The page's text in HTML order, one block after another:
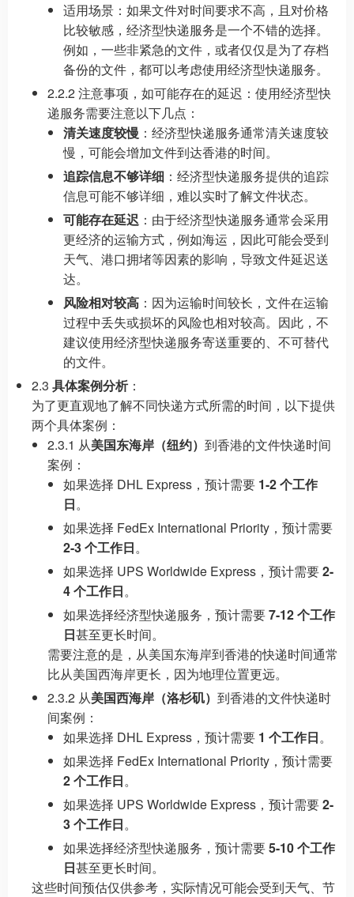
适用场景：如果文件对时间要求不高，且对价格
比较敏感，经济型快递服务是一个不错的选择。
例如，一些非紧急的文件，或者仅仅是为了存档
备份的文件，都可以考虑使用经济型快递服务。
2.2.2 注意事项，如可能存在的延迟：使用经济型快
递服务需要注意以下几点：
清关速度较慢 ：经济型快递服务通常清关速度较
慢，可能会增加文件到达香港的时间。
追踪信息不够详细 ：经济型快递服务提供的追踪
信息可能不够详细，难以实时了解文件状态。
可能存在延迟 ：由于经济型快递服务通常会采用
更经济的运输方式，例如海运，因此可能会受到
天气、港口拥堵等因素的影响，导致文件延迟送
达。
风险相对较高 ：因为运输时间较长，文件在运输
过程中丢失或损坏的风险也相对较高。因此，不
建议使用经济型快递服务寄送重要的、不可替代
的文件。
2.3 具体案例分析：
为了更直观地了解不同快递方式所需的时间，以下提供
两个具体案例：
2.3.1 从美国东海岸（纽约） 到香港的文件快递时间
案例：
如果选择 DHL Express，预计需要 1-2 个工作
日。
如果选择 FedEx International Priority，预计需要
2-3 个工作日。
如果选择 UPS Worldwide Express，预计需要2-
4 个工作日。
如果选择经济型快递服务，预计需要7-12 个工作
日甚至更长时间。
需要注意的是，从美国东海岸到香港的快递时间通常
比从美国西海岸更长，因为地理位置更远。
2.3.2 从美国西海岸（洛杉矶） 到香港的文件快递时
间案例：
如果选择 DHL Express，预计需要 1 个工作日。
如果选择 FedEx International Priority，预计需要
2 个工作日。
如果选择 UPS Worldwide Express，预计需要2-
3 个工作日。
如果选择经济型快递服务，预计需要5-10 个工作
日甚至更长时间。
这些时间预估仅供参考，实际情况可能会受到天气、节